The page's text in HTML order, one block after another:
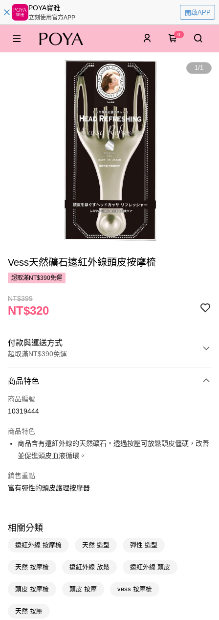
POYA寶雅
立刻使用官方APP
開啟APP
0
1/1
Vess天然礦石遠紅外線頭皮按摩梳
超取滿NT$390免運
NT$399
NT$320
付款與運送方式
超取滿NT$390免運
POYA支付
信用卡一次付款
LINE Pay
Apple Pay
街口支付
AFTEE先享後付
相關說明
AFTEE先享後付是「在收到商品之後才付款」的支付方式。 讓您購物簡單
便利好安心！
２．便利：只要手機號碼，簡訊認證，即可結帳。
【「AFTEE先享後付」結帳流程】
運送方式
每筆NT$65，滿NT$390(含以上)免運費
商品特色
商品編號
10319444
商品特色
商品含有遠紅外線的天然礦石。透過按壓可放鬆頭皮僵硬，改善
並促進頭皮血液循環。
銷售重點
富有彈性的頭皮護理按摩器
相關分類
遠紅外線 按摩梳 天然 造型 彈性 造型
天然 按摩梳 遠紅外線 放鬆 遠紅外線 頭皮
頭皮 按摩梳 頭皮 按摩 vess 按摩梳
天然 按壓